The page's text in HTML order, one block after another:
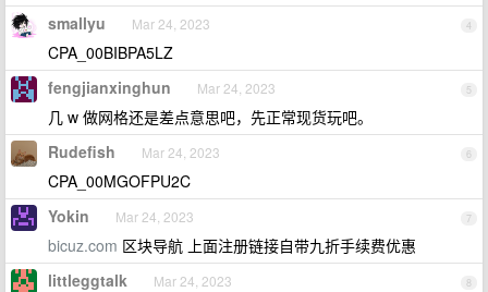
4
smallyu Mar 24, 2023
CPA_00BIBPA5LZ
5
fengjianxinghun Mar 24, 2023
几 w 做网格还是差点意思吧，先正常现货玩吧。
6
Rudefish Mar 24, 2023
CPA_00MGOFPU2C
7
Yokin Mar 24, 2023
bicuz.com 区块导航 上面注册链接自带九折手续费优惠
8
littleggtalk Mar 24, 2023